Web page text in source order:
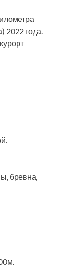
2022 года.
бревна,